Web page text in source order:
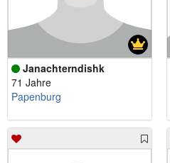
Janachterndishk
71 Jahre
Papenburg